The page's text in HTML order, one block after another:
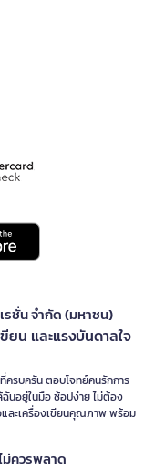
รชั่น จำกัด (มหาชน)
ยน และแรงบันดาลใจ
ครบครัน ตอบโจทย์คนรักการ
นอยู่ในมือ ช้อปง่าย ไม่ต้อง
และเครื่องเขียนคุณภาพ พร้อม
ควรพลาด